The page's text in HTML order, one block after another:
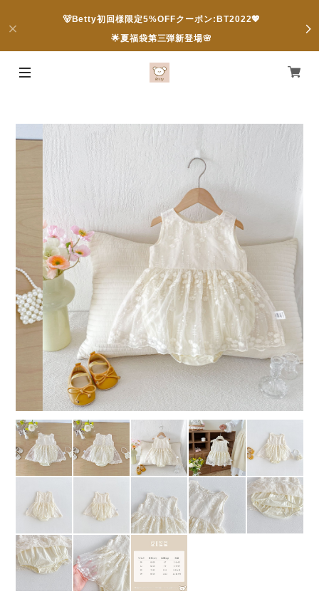
🐻Betty初回様限定5%OFFクーポン:BT2022💖
🌟夏福袋第三弾新登場🌸